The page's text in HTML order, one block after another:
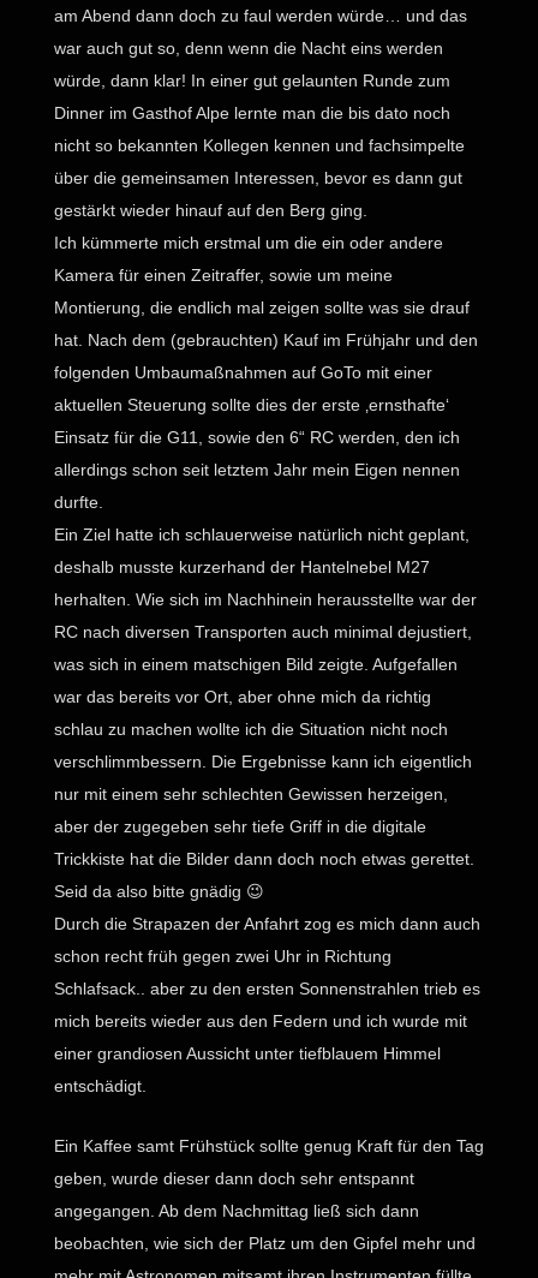
am Abend dann doch zu faul werden würde… und das
war auch gut so, denn wenn die Nacht eins werden
würde, dann klar! In einer gut gelaunten Runde zum
Dinner im Gasthof Alpe lernte man die bis dato noch
nicht so bekannten Kollegen kennen und fachsimpelte
über die gemeinsamen Interessen, bevor es dann gut
gestärkt wieder hinauf auf den Berg ging.
Ich kümmerte mich erstmal um die ein oder andere
Kamera für einen Zeitraffer, sowie um meine
Montierung, die endlich mal zeigen sollte was sie drauf
hat. Nach dem (gebrauchten) Kauf im Frühjahr und den
folgenden Umbaumaßnahmen auf GoTo mit einer
aktuellen Steuerung sollte dies der erste ‚ernsthafte‘
Einsatz für die G11, sowie den 6“ RC werden, den ich
allerdings schon seit letztem Jahr mein Eigen nennen
durfte.
Ein Ziel hatte ich schlauerweise natürlich nicht geplant,
deshalb musste kurzerhand der Hantelnebel M27
herhalten. Wie sich im Nachhinein herausstellte war der
RC nach diversen Transporten auch minimal dejustiert,
was sich in einem matschigen Bild zeigte. Aufgefallen
war das bereits vor Ort, aber ohne mich da richtig
schlau zu machen wollte ich die Situation nicht noch
verschlimmbessern. Die Ergebnisse kann ich eigentlich
nur mit einem sehr schlechten Gewissen herzeigen,
aber der zugegeben sehr tiefe Griff in die digitale
Trickkiste hat die Bilder dann doch noch etwas gerettet.
Seid da also bitte gnädig 😉
Durch die Strapazen der Anfahrt zog es mich dann auch
schon recht früh gegen zwei Uhr in Richtung
Schlafsack.. aber zu den ersten Sonnenstrahlen trieb es
mich bereits wieder aus den Federn und ich wurde mit
einer grandiosen Aussicht unter tiefblauem Himmel
entschädigt.
Ein Kaffee samt Frühstück sollte genug Kraft für den Tag
geben, wurde dieser dann doch sehr entspannt
angegangen. Ab dem Nachmittag ließ sich dann
beobachten, wie sich der Platz um den Gipfel mehr und